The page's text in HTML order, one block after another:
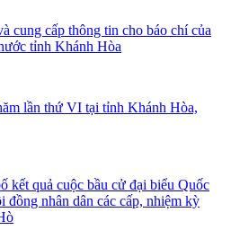
cung cấp thông tin cho báo chí của
tỉnh Khánh Hòa
lần thứ VI tại tỉnh Khánh Hòa,
kết quả cuộc bầu cử đại biểu Quốc
nhân dân các cấp, nhiệm kỳ